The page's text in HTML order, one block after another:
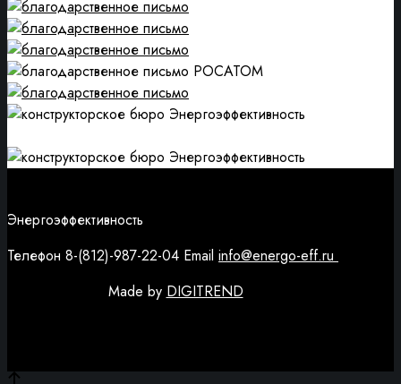
Энергоэффективность
Телефон 8-(812)-987-22-04 Email info@energo-eff.ru
Made by DIGITREND